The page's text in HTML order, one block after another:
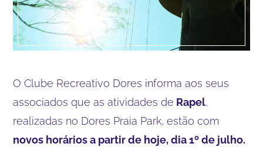
O Clube Recreativo Dores informa aos seus
associados que as atividades de Rapel,
realizadas no Dores Praia Park, estão com
novos horários a partir de hoje, dia 1º de julho.